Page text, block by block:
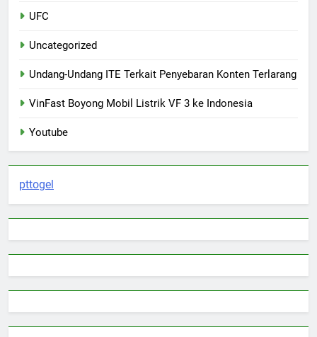
UFC
Uncategorized
Undang-Undang ITE Terkait Penyebaran Konten Terlarang
VinFast Boyong Mobil Listrik VF 3 ke Indonesia
Youtube
pttogel